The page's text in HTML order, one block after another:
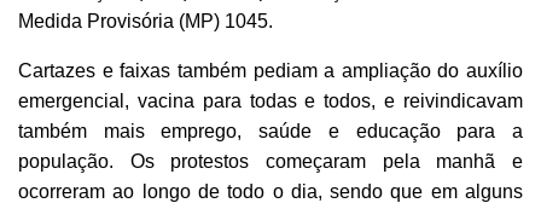
Medida Provisória (MP) 1045.
Cartazes e faixas também pediam a ampliação do auxílio
emergencial, vacina para todas e todos, e reivindicavam
também mais emprego, saúde e educação para a
população. Os protestos começaram pela manhã e
ocorreram ao longo de todo o dia, sendo que em alguns